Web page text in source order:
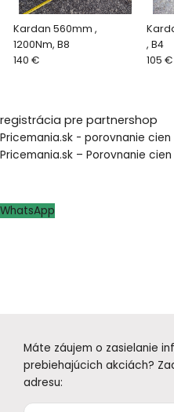
Kardan 560mm ,
1200Nm, B8
140 €
, B4
105 €
registrácia pre partnershop
Pricemania.sk - porovnanie cien
Pricemania.sk – Porovnanie cien
WhatsApp
Máte záujem o zasielanie
prebiehajúcich akciách?
adresu: